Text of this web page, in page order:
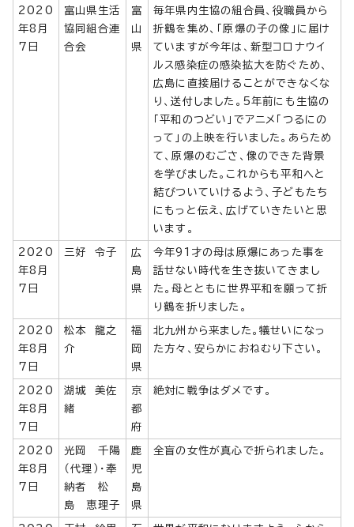
2020
年8月
7日
富山県生活
協同組合連
合会
富
山
県
毎年県内生協の組合員、役職員から
折鶴を集め、「原爆の子の像」に届け
ていますが今年は、新型コロナウイ
ルス感染症の感染拡大を防ぐため、
広島に直接届けることができなくな
り、送付しました。5年前にも生協の
「平和のつどい」でアニメ「つるにの
って」の上映を行いました。あらため
て、原爆のむごさ、像のできた背景
を学びました。これからも平和へと
結びついていけるよう、子どもたち
にもっと伝え、広げていきたいと思
います。
2020
年8月
7日
三好 令子
広
島
県
今年91才の母は原爆にあった事を
話せない時代を生き抜いてきまし
た。母とともに世界平和を願って折
り鶴を折りました。
2020
年8月
7日
松本 龍之
介
福
岡
県
北九州から来ました。犠せいになっ
た方々、安らかにおねむり下さい。
2020
年8月
7日
湖城 美佐
緒
京
都
府
絶対に戦争はダメです。
2020
年8月
7日
光岡 千陽
（代理）・奉
納者 松
島 恵理子
鹿
児
島
県
全盲の女性が真心で折られました。